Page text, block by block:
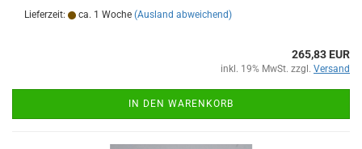
Lieferzeit: ca. 1 Woche (Ausland abweichend)
265,83 EUR
inkl. 19% MwSt. zzgl. Versand
IN DEN WARENKORB